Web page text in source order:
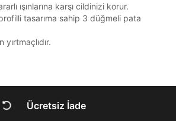
UNDER
ışınlarına karşı cildinizi korur.
tasarıma sahip 3 düğmeli pata
Ücretsiz İade
/ Arama
Doğuş Perakende Satış Giyim ve
ve müşteri işlem verilerimin alınan